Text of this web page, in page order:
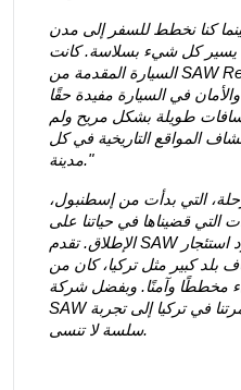
كنا نخطط للسفر إلى مدن
يسير كل شيء بسلاسة. كانت
السيارة المقدمة من SAW Rent a Car هي الخيار الأمثل
في السيارة مفيدة حقًا
طويلة بشكل مريح ولم
المواقع التاريخية في كل
مدينة."
التي بدأت من إسطنبول،
قضيناها في حياتنا على
الإطلاق. تقدم SAW لتأجير السيارات أكثر من مجرد استئجار
بلد كبير مثل تركيا، كان من
مخططًا وآمنًا. وبفضل شركة
SAW لتأجير السيارات، تحولت مغامرتنا في تركيا إلى تجربة
سلسة لا تنسى.